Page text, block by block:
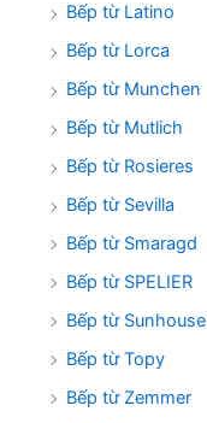
Bếp từ Latino
Bếp từ Lorca
Bếp từ Munchen
Bếp từ Mutlich
Bếp từ Rosieres
Bếp từ Sevilla
Bếp từ Smaragd
Bếp từ SPELIER
Bếp từ Sunhouse
Bếp từ Topy
Bếp từ Zemmer